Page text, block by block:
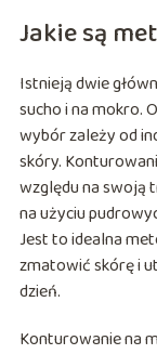
Jakie są
Istnieją dwie
sucho i na mokro.
wybór zależy od
skóry.
względu na swoją
na użyciu
Jest to idealna
zmatowić skórę i
dzień.
Konturowanie na